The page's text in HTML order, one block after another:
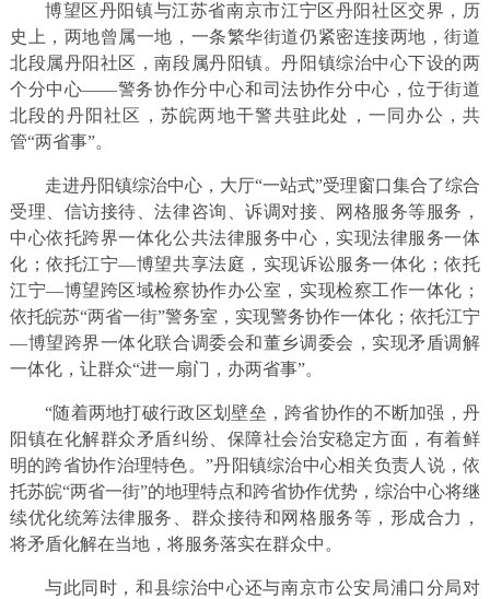
博望区丹阳镇与江苏省南京市江宁区丹阳社区交界，历
史上，两地曾属一地，一条繁华街道仍紧密连接两地，街道
北段属丹阳社区，南段属丹阳镇。丹阳镇综治中心下设的两
个分中心——警务协作分中心和司法协作分中心，位于街道
北段的丹阳社区，苏皖两地干警共驻此处，一同办公，共
管“两省事”。
走进丹阳镇综治中心，大厅“一站式”受理窗口集合了综合
受理、信访接待、法律咨询、诉调对接、网格服务等服务，
中心依托跨界一体化公共法律服务中心，实现法律服务一体
化；依托江宁—博望共享法庭，实现诉讼服务一体化；依托
江宁—博望跨区域检察协作办公室，实现检察工作一体化；
依托皖苏“两省一街”警务室，实现警务协作一体化；依托江宁
—博望跨界一体化联合调委会和董乡调委会，实现矛盾调解
一体化，让群众“进一扇门，办两省事”。
“随着两地打破行政区划壁垒，跨省协作的不断加强，丹
阳镇在化解群众矛盾纠纷、保障社会治安稳定方面，有着鲜
明的跨省协作治理特色。”丹阳镇综治中心相关负责人说，依
托苏皖“两省一街”的地理特点和跨省协作优势，综治中心将继
续优化统筹法律服务、群众接待和网格服务等，形成合力，
将矛盾化解在当地，将服务落实在群众中。
与此同时，和县综治中心还与南京市公安局浦口分局对